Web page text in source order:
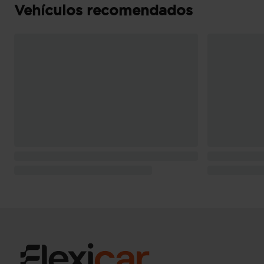
Tiradores de las puertas
Puerta conductor, trasera (lado conductor),
Vehículos recomendados